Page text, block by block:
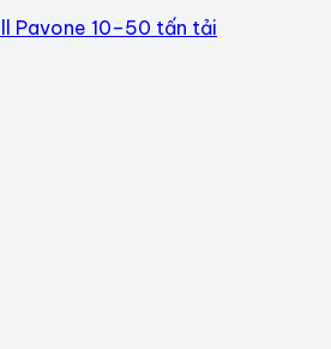
Pavone 10–50 tấn tải